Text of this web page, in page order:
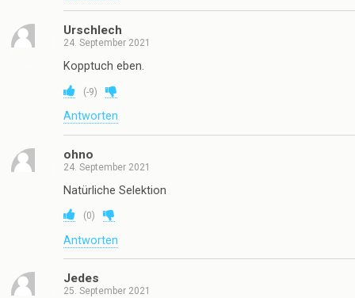
Urschlech
24. September 2021
Kopptuch eben.
(-9)
Antworten
ohno
24. September 2021
Natürliche Selektion
(0)
Antworten
Jedes
25. September 2021